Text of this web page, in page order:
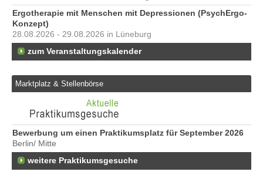
Ergotherapie mit Menschen mit Depressionen (PsychErgo-
Konzept)
28.08.2026 - 29.08.2026 in Lüneburg
zum Veranstaltungskalender
Marktplatz & Stellenbörse
Bewerbung um einen Praktikumsplatz für September 2026
Berlin/ Mitte
weitere Praktikumsgesuche